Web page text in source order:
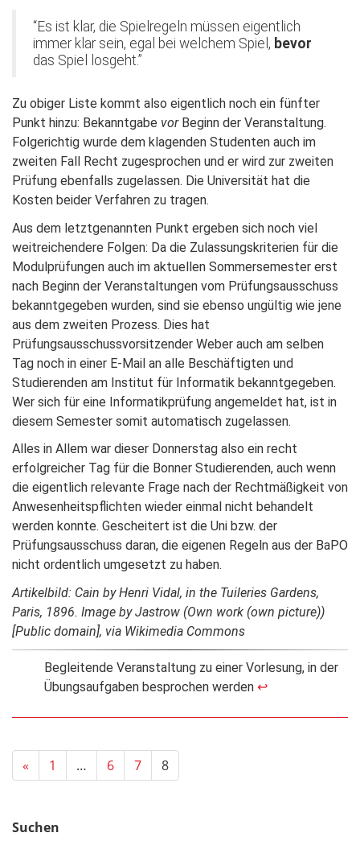
“Es ist klar, die Spielregeln müssen eigentlich
immer klar sein, egal bei welchem Spiel, bevor
das Spiel losgeht.”
Zu obiger Liste kommt also eigentlich noch ein fünfter
Punkt hinzu: Bekanntgabe vorBeginn der Veranstaltung.
Folgerichtig wurde dem klagenden Studenten auch im
zweiten Fall Recht zugesprochen und er wird zur zweiten
Prüfung ebenfalls zugelassen. Die Universität hat die
Kosten beider Verfahren zu tragen.
Aus dem letztgenannten Punkt ergeben sich noch viel
weitreichendere Folgen: Da die Zulassungskriterien für die
Modulprüfungen auch im aktuellen Sommersemester erst
nach Beginn der Veranstaltungen vom Prüfungsausschuss
bekanntgegeben wurden, sind sie ebenso ungültig wie jene
aus dem zweiten Prozess. Dies hat
Prüfungsausschussvorsitzender Weber auch am selben
Tag noch in einer E-Mail an alle Beschäftigten und
Studierenden am Institut für Informatik bekanntgegeben.
Wer sich für eine Informatikprüfung angemeldet hat, ist in
diesem Semester somit automatisch zugelassen.
Alles in Allem war dieser Donnerstag also ein recht
erfolgreicher Tag für die Bonner Studierenden, auch wenn
die eigentlich relevante Frage nach der Rechtmäßigkeit von
Anwesenheitspflichten wieder einmal nicht behandelt
werden konnte. Gescheitert ist die Uni bzw. der
Prüfungsausschuss daran, die eigenen Regeln aus der BaPO
nicht ordentlich umgesetzt zu haben.
Artikelbild: Cain by Henri Vidal, in the Tuileries Gardens,
Paris, 1896. Image by Jastrow (Own work (own picture))
[Public domain], via Wikimedia Commons
Begleitende Veranstaltung zu einer Vorlesung, in der
Übungsaufgaben besprochen werden ↩
« 1 … 6 7 8
Suchen